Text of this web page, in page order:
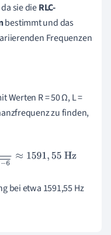
sie dieRLC-
bestimmt und das
Frequenzen
Werten R = 50 Ω, L =
zu finden,
1591, 55Hz
bei etwa 1591,55 Hz